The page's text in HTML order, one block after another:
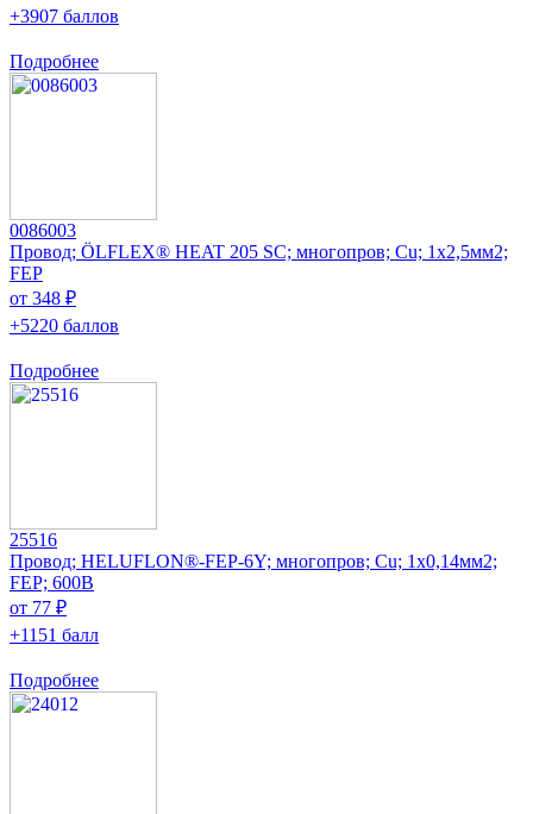
+3907 баллов
Подробнее
0086003
Провод; ÖLFLEX® HEAT 205 SC; многопров; Cu; 1x2,5мм2;
FEP
от 348 ₽
+5220 баллов
Подробнее
25516
Провод; HELUFLON®-FEP-6Y; многопров; Cu; 1x0,14мм2;
FEP; 600В
от 77 ₽
+1151 балл
Подробнее